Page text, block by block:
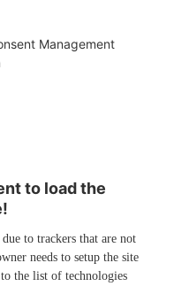
Management
to load the
to trackers that are not
needs to setup the site
the list of technologies